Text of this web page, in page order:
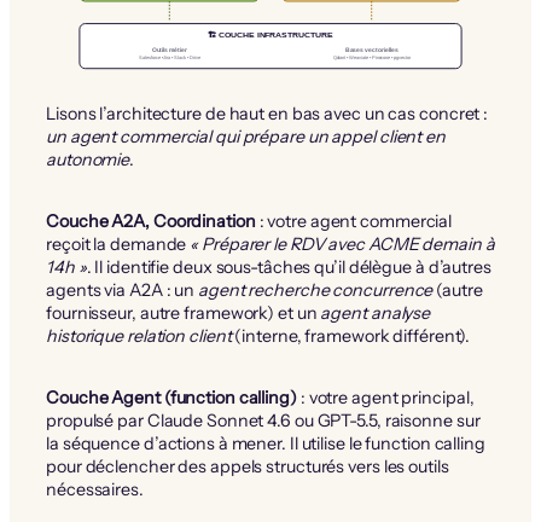
🏗️ COUCHE INFRASTRUCTURE
Outils métier
Salesforce • Jira • Slack • Drive
Bases vectorielles
Qdrant • Weaviate • Pinecone • pgvector
Lisons l’architecture de haut en bas avec un cas concret :
un agent commercial qui prépare un appel client en
autonomie.
Couche A2A, Coordination : votre agent commercial
reçoit la demande « Préparer le RDV avec ACME demain à
14h ». Il identifie deux sous-tâches qu’il délègue à d’autres
agents via A2A : un agent recherche concurrence(autre
fournisseur, autre framework) et un agent analyse
historique relation client(interne, framework différent).
Couche Agent (function calling): votre agent principal,
propulsé par Claude Sonnet 4.6 ou GPT-5.5, raisonne sur
la séquence d’actions à mener. Il utilise le function calling
pour déclencher des appels structurés vers les outils
nécessaires.